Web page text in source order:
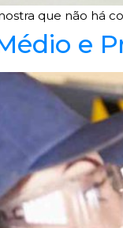
que não há
e